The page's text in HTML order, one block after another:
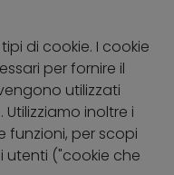
di cookie. I cookie
per fornire il
utilizzati
inoltre i
funzioni, per scopi
utenti ("cookie che